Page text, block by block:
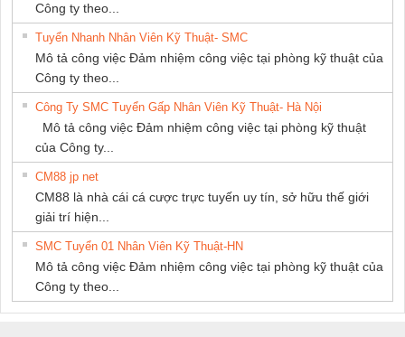
Công ty theo...
Tuyển Nhanh Nhân Viên Kỹ Thuật- SMC
Mô tả công việc Đảm nhiệm công việc tại phòng kỹ thuật của
Công ty theo...
Công Ty SMC Tuyển Gấp Nhân Viên Kỹ Thuật- Hà Nội
Mô tả công việc Đảm nhiệm công việc tại phòng kỹ thuật
của Công ty...
CM88 jp net
CM88 là nhà cái cá cược trực tuyến uy tín, sở hữu thế giới
giải trí hiện...
SMC Tuyển 01 Nhân Viên Kỹ Thuật-HN
Mô tả công việc Đảm nhiệm công việc tại phòng kỹ thuật của
Công ty theo...